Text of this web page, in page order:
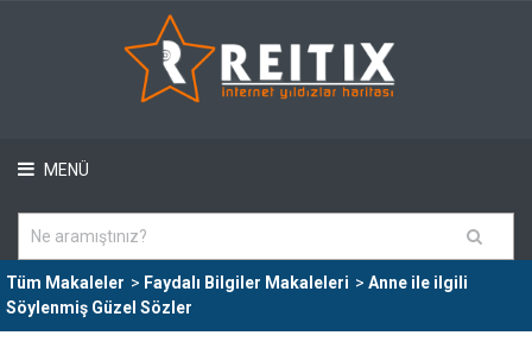
MENÜ
Tüm Makaleler > Faydalı Bilgiler Makaleleri > Anne ile ilgili
Söylenmiş Güzel Sözler